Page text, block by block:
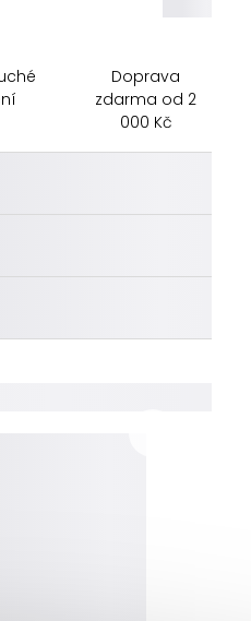
Doprava
zdarma od 2
000 Kč